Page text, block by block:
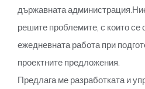
държавната
решите проблемите, с които се
ежедневната работа при
проектните предложения.
Предлага ме разработката и